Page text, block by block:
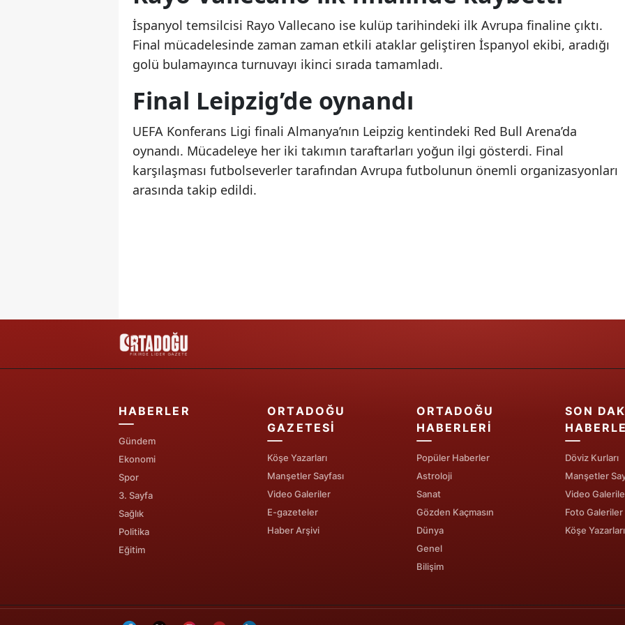
Malatya
Manisa
Mardin
Muğla
Trabzon
Şanlıurfa
İspanyol temsilcisi Rayo Vallecano ise kulüp tarihindeki ilk Avrupa finaline çıktı.
Final mücadelesinde zaman zaman etkili ataklar geliştiren İspanyol ekibi, aradığı
golü bulamayınca turnuvayı ikinci sırada tamamladı.
Final Leipzig’de oynandı
UEFA Konferans Ligi finali Almanya’nın Leipzig kentindeki Red Bull Arena’da
oynandı. Mücadeleye her iki takımın taraftarları yoğun ilgi gösterdi. Final
karşılaşması futbolseverler tarafından Avrupa futbolunun önemli organizasyonları
arasında takip edildi.
İstanbul'da iki ilçede
denize girişe 2 günlük
yasak kararı
İstanbul'da iki ilçede
denize girişe 2
yasak kararı
HABERLER
Gündem
Ekonomi
Spor
3. Sayfa
Sağlık
Politika
Eğitim
ORTADOĞU
GAZETESI
Köşe Yazarları
Manşetler Sayfası
Video Galeriler
E-gazeteler
Haber Arşivi
ORTADOĞU
HABERLERI
Popüler Haberler
Astroloji
Sanat
Gözden Kaçmasın
Dünya
Genel
Bilişim
SON
Döviz Kurları
Manşetler
Video
Foto Galeriler
Köşe Yazarları